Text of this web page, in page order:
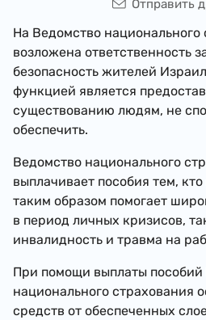
Отправить
На Ведомство национального
возложена ответственность
безопасность жителей
функцией является
существованию людям, не
обеспечить.
Ведомство национального
выплачивает пособия тем,
таким образом помогает
в период личных кризисов,
инвалидность и травма на
При помощи выплаты пособий
национального страхования
средств от обеспеченных